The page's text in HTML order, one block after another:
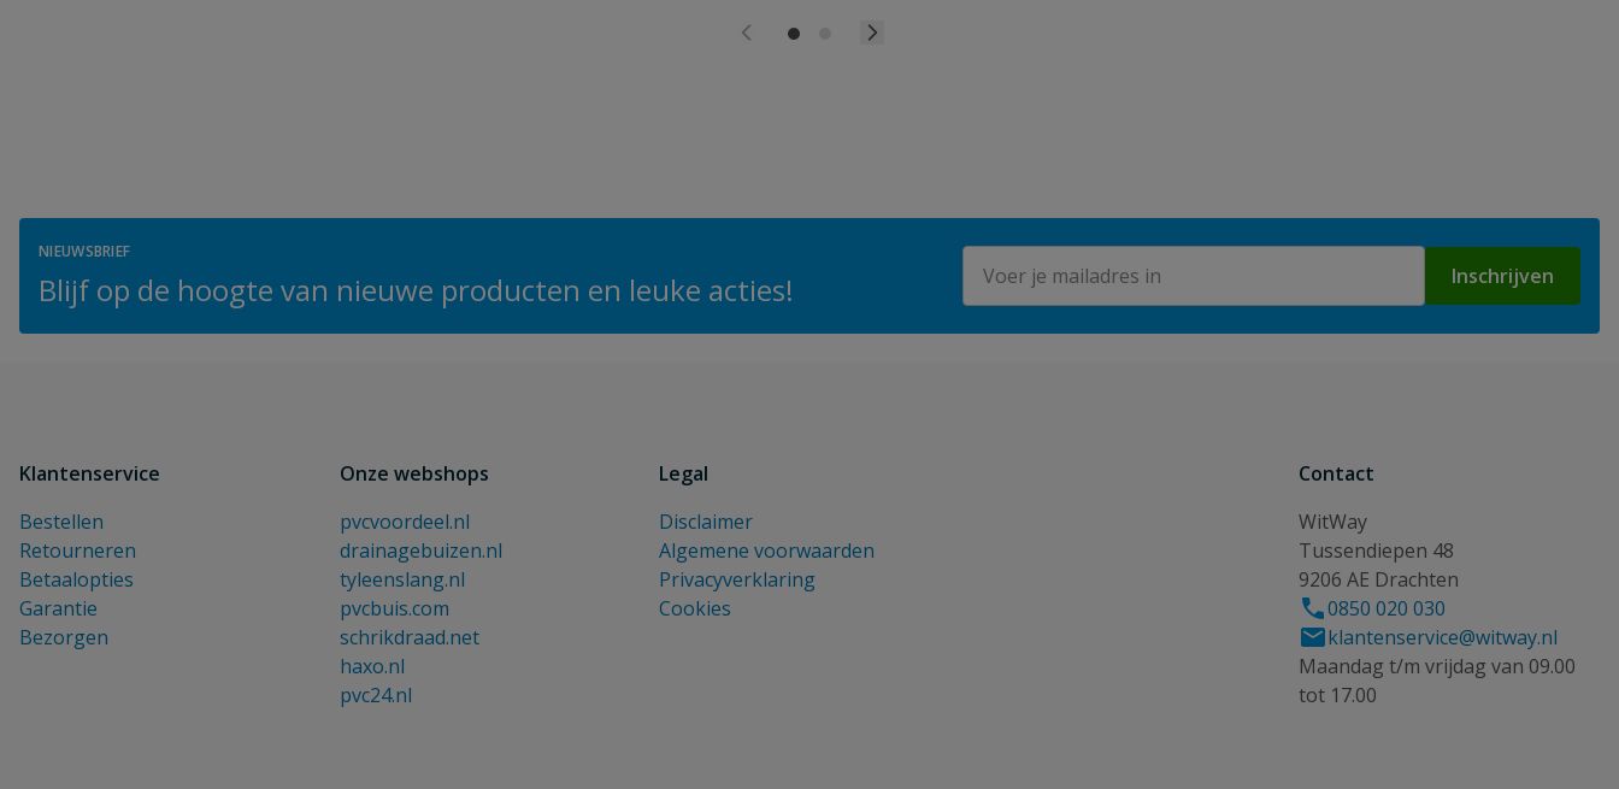
NIEUWSBRIEF
Blijf op de hoogte van nieuwe producten en leuke acties! Inschrijven
Klantenservice
Bestellen
Retourneren
Betaalopties
Garantie
Bezorgen
Onze webshops
pvcvoordeel.nl
drainagebuizen.nl
tyleenslang.nl
pvcbuis.com
schrikdraad.net
haxo.nl
pvc24.nl
Legal
Disclaimer
Algemene voorwaarden
Privacyverklaring
Cookies
Contact
WitWay
Tussendiepen 48
9206 AE Drachten
0850 020 030
klantenservice@witway.nl
Maandag t/m vrijdag van 09.00
tot 17.00